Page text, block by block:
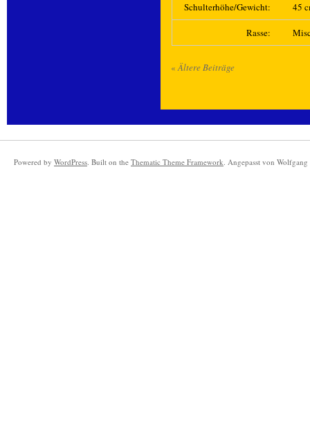
Schulterhöhe/Gewicht: 45
Rasse:
«Ältere Beiträge
Powered by WordPress. Built on the Thematic Theme Framework. Angepasst von